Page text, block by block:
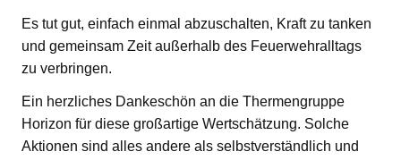
Es tut gut, einfach einmal abzuschalten, Kraft zu tanken
und gemeinsam Zeit außerhalb des Feuerwehralltags
zu verbringen.
Ein herzliches Dankeschön an die Thermengruppe
Horizon für diese großartige Wertschätzung. Solche
Aktionen sind alles andere als selbstverständlich und